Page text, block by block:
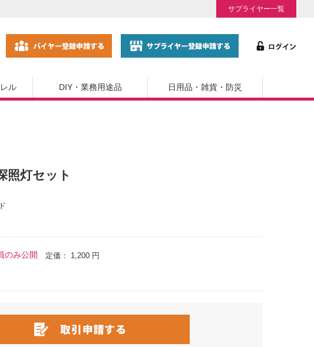
サプライヤー一覧
ル DIY・業務用途品 日用品・雑貨・防災
照灯セット
のみ公開 定価： 1,200 円